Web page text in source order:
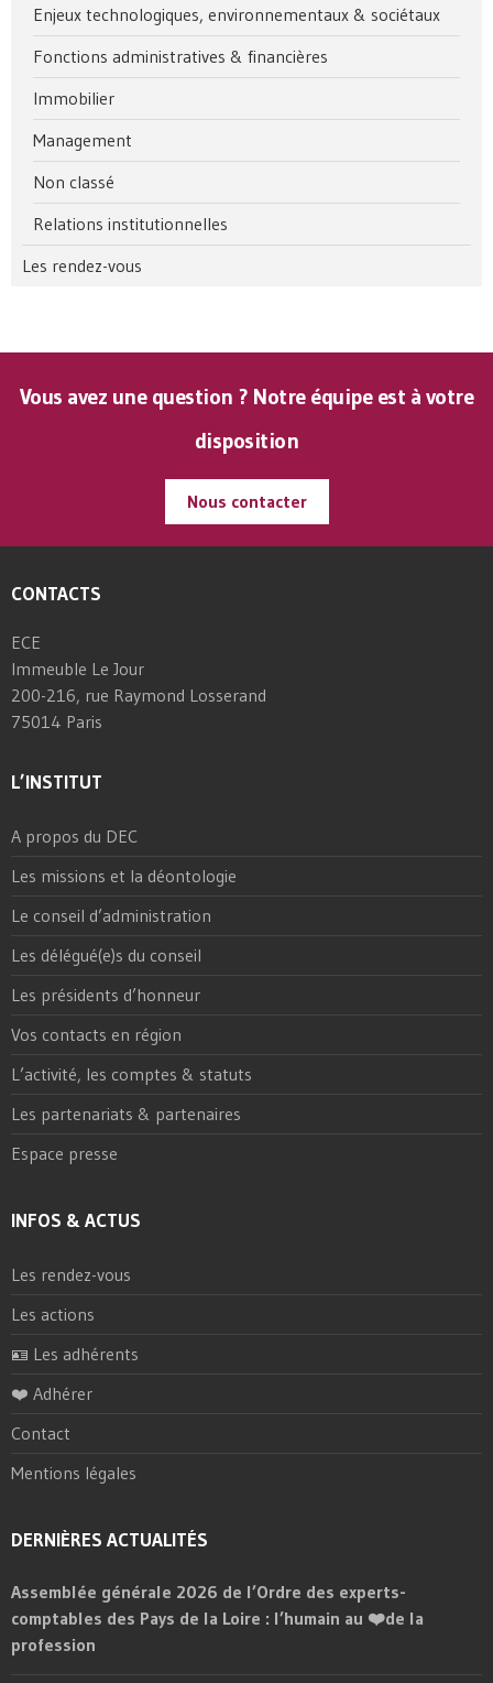
Enjeux technologiques, environnementaux & sociétaux
Fonctions administratives & financières
Immobilier
Management
Non classé
Relations institutionnelles
Les rendez-vous
Vous avez une question ? Notre équipe est à votre
disposition
Nous contacter
CONTACTS
ECE
Immeuble Le Jour
200-216, rue Raymond Losserand
75014 Paris
L’INSTITUT
A propos du DEC
Les missions et la déontologie
Le conseil d’administration
Les délégué(e)s du conseil
Les présidents d’honneur
Vos contacts en région
L’activité, les comptes & statuts
Les partenariats & partenaires
Espace presse
INFOS & ACTUS
Les rendez-vous
Les actions
🪪 Les adhérents
❤️ Adhérer
Contact
Mentions légales
DERNIÈRES ACTUALITÉS
Assemblée générale 2026 de l’Ordre des experts-
comptables des Pays de la Loire : l’humain au ❤️de la
profession